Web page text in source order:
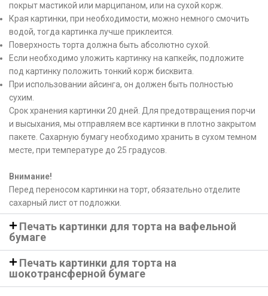
покрыт мастикой или марципаном, или на сухой корж.
Края картинки, при необходимости, можно немного смочить
водой, тогда картинка лучше приклеится.
Поверхность торта должна быть абсолютно сухой.
Если необходимо уложить картинку на капкейк, подложите
под картинку положить тонкий корж бисквита.
При использовании айсинга, он должен быть полностью
сухим.
Срок хранения картинки 20 дней. Для предотвращения порчи
и высыхания, мы отправляем все картинки в плотно закрытом
пакете. Сахарную бумагу необходимо хранить в сухом темном
месте, при температуре до 25 градусов.
Внимание!
Перед переносом картинки на торт, обязательно отделите
сахарный лист от подложки.
Печать картинки для торта на вафельной
бумаге
Печать картинки для торта на
шокотрансферной бумаге